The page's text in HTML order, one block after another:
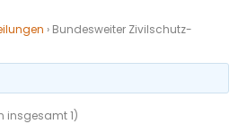
› Bundesweiter Zivilschutz-
insgesamt 1)